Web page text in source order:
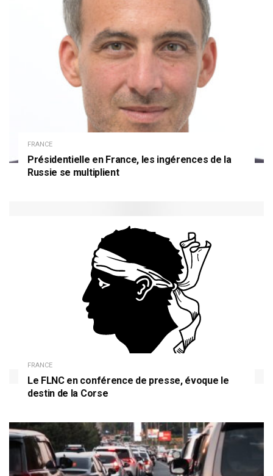
FRANCE
Présidentielle en France, les ingérences de la
Russie se multiplient
FRANCE
Le FLNC en conférence de presse, évoque le
destin de la Corse